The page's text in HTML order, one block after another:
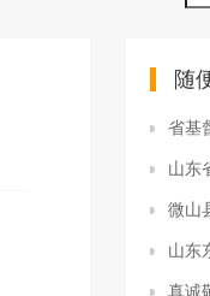
随
省基
山东省枣
微山县基
山东东营市
真诚敬拜